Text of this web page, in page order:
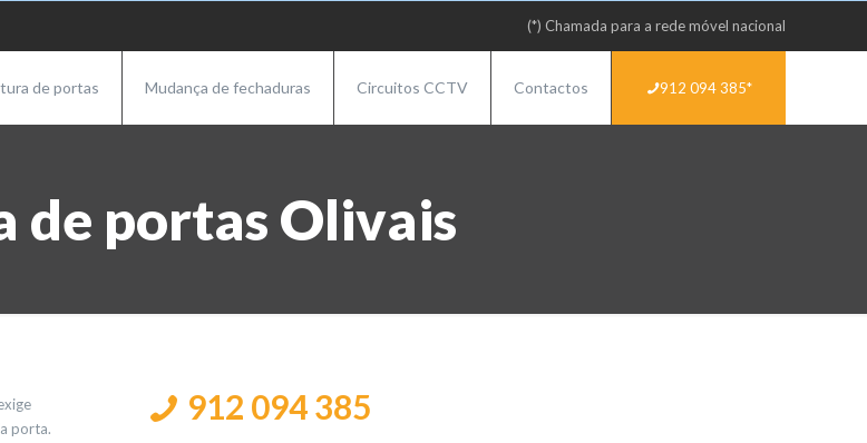
(*) Chamada para a rede móvel nacional
de portas Mudança de fechaduras Circuitos CCTV Contactos 912 094 385*
de portas Olivais
porta.
912 094 385